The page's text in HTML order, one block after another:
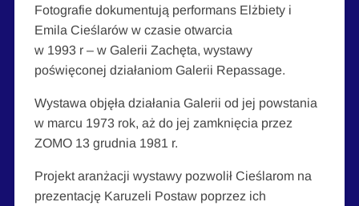
Fotografie dokumentują performans Elżbiety i
Emila Cieślarów w czasie otwarcia
w 1993 r – w Galerii Zachęta, wystawy
poświęconej działaniom Galerii Repassage.
Wystawa objęła działania Galerii od jej powstania
w marcu 1973 rok, aż do jej zamknięcia przez
ZOMO 13 grudnia 1981 r.
Projekt aranżacji wystawy pozwolił Cieślarom na
prezentację Karuzeli Postaw poprzez ich